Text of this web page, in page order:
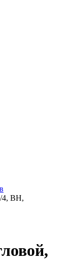
4, ВН,